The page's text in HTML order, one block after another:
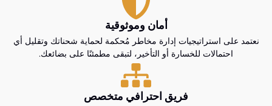
أمان وموثوقية
نعتمد على استراتيجيات إدارة مخاطر مُحكمة لحماية شحناتك وتقليل أي
احتمالات للخسارة أو التأخير، لتبقى مطمئنًا على بضائعك.
فريق احترافي متخصص